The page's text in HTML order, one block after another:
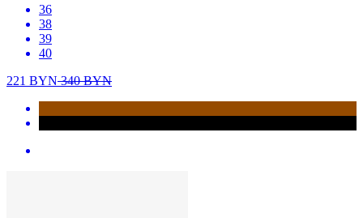
36
38
39
40
221 BYN340BYN